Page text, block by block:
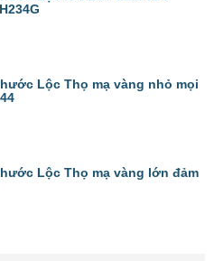
Lộc Thọ mạ vàng nhỏ mọi
Lộc Thọ mạ vàng lớn đảm